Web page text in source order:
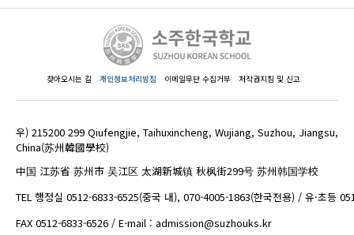
찾아오시는 길 개인정보처리방침 이메일무단 수집거부 저작권지침 및 신고
우) 215200 299 Qiufengjie, Taihuxincheng, Wujiang, Suzhou, Jiangsu,
China(苏州韓國學校)
中国 江苏省 苏州市 吴江区 太湖新城镇 秋枫街299号 苏州韩国学校
TEL 행정실 0512-6833-6525(중국 내), 070-4005-1863(한국전용) / 유·초등
FAX 0512-6833-6526 / E-mail : admission@suzhouks.kr